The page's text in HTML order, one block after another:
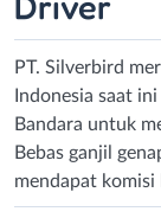
PT. Silverbird
Indonesia saat
Bandara untuk
Bebas ganjil
mendapat komisi